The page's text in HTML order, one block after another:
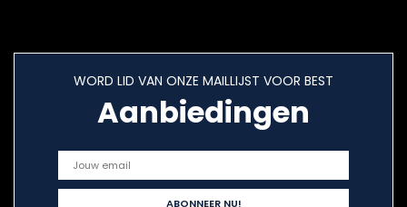
WORD LID VAN ONZE MAILLIJST VOOR BEST
Aanbiedingen